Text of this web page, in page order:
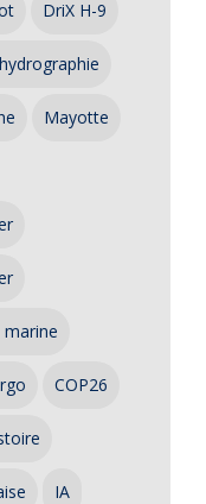
DriX H-9
Mayotte
marine
COP26
IA